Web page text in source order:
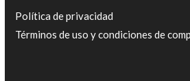
Política de privacidad
Términos de uso y condiciones de